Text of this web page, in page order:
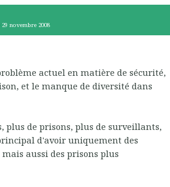
29 novembre 2008
actuel en matière de sécurité,
et le manque de diversité dans
plus de prisons, plus de surveillants,
d'avoir uniquement des
aussi des prisons plus